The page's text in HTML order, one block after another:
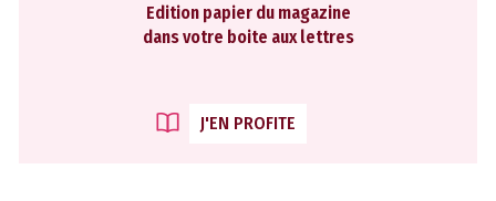
Edition papier du magazine
dans votre boite aux lettres
J'EN PROFITE